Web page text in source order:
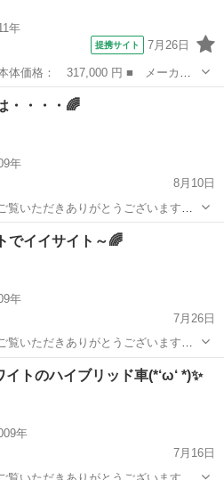
年
提携サイト 7月26日
イト ■ グレード名： Ｌ 保証
クルーズコントロール 盗難防止
・・・・🌈
年
8月10日
いただきありがとうございます！
なりました🔥 盛岡ではさん
車両
でイイサイト～🌈
年
7月26日
覧いただきありがとうございます！
となりました🔥 最近は岩手も
車両
イトのハイブリッド車(*‘ω‘ *)✨
年
7月16日